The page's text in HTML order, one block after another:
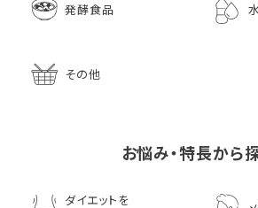
発酵食品
その他
お悩み・特長から
ダイエットを